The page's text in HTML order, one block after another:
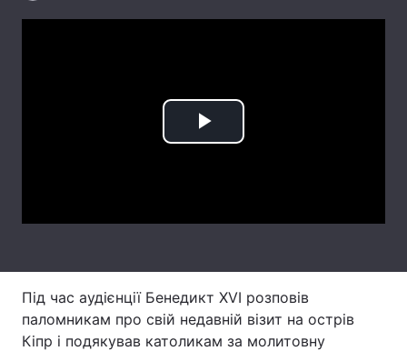
Статті
Думки
Контакти
Play
Під час аудієнції Бенедикт XVI розповів
паломникам про свій недавній візит на острів
Кіпр і подякував католикам за молитовну